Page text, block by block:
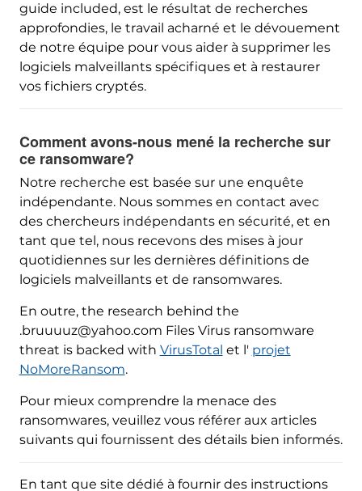
guide included, est le résultat de recherches
approfondies, le travail acharné et le dévouement
de notre équipe pour vous aider à supprimer les
logiciels malveillants spécifiques et à restaurer
vos fichiers cryptés.
Comment avons-nous mené la recherche sur
ce ransomware?
Notre recherche est basée sur une enquête
indépendante. Nous sommes en contact avec
des chercheurs indépendants en sécurité, et en
tant que tel, nous recevons des mises à jour
quotidiennes sur les dernières définitions de
logiciels malveillants et de ransomwares.
En outre, the research behind the
.bruuuuz@yahoo.com Files Virus ransomware
threat is backed with VirusTotal et l' projet
NoMoreRansom.
Pour mieux comprendre la menace des
ransomwares, veuillez vous référer aux articles
suivants qui fournissent des détails bien informés.
En tant que site dédié à fournir des instructions